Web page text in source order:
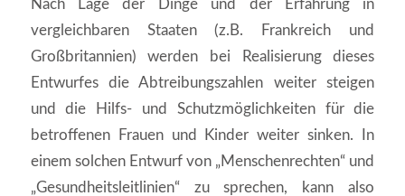
Nach Lage der Dinge und der Erfahrung in
vergleichbaren Staaten (z.B. Frankreich und
Großbritannien) werden bei Realisierung dieses
Entwurfes die Abtreibungszahlen weiter steigen
und die Hilfs- und Schutzmöglichkeiten für die
betroffenen Frauen und Kinder weiter sinken. In
einem solchen Entwurf von „Menschenrechten“ und
„Gesundheitsleitlinien“ zu sprechen, kann also